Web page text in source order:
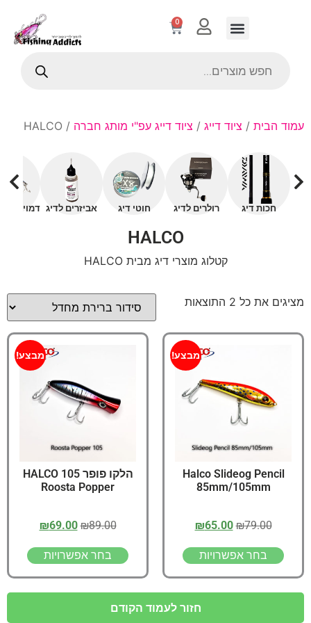
0
עמוד הבית / ציוד דייג / ציוד דייג עפ"י מותג חברה / HALCO
חכות דיג רולרים לדיג חוטי דיג אביזרים לדיג דמויים
HALCO
קטלוג מוצרי דיג מבית HALCO
מציגים את כל ⁦2⁩ התוצאות
מבצע!
Halco Slideog Pencil
85mm/105mm
₪79.00
₪65.00
בחר אפשרויות
מבצע!
הלקו פופר 105 HALCO
Roosta Popper
₪89.00
₪69.00
בחר אפשרויות
חזור לעמוד הקודם